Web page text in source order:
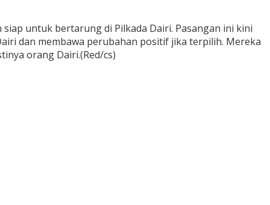
untuk bertarung di Pilkada Dairi. Pasangan ini kini
dan membawa perubahan positif jika terpilih. Mereka
orang Dairi.(Red/cs)